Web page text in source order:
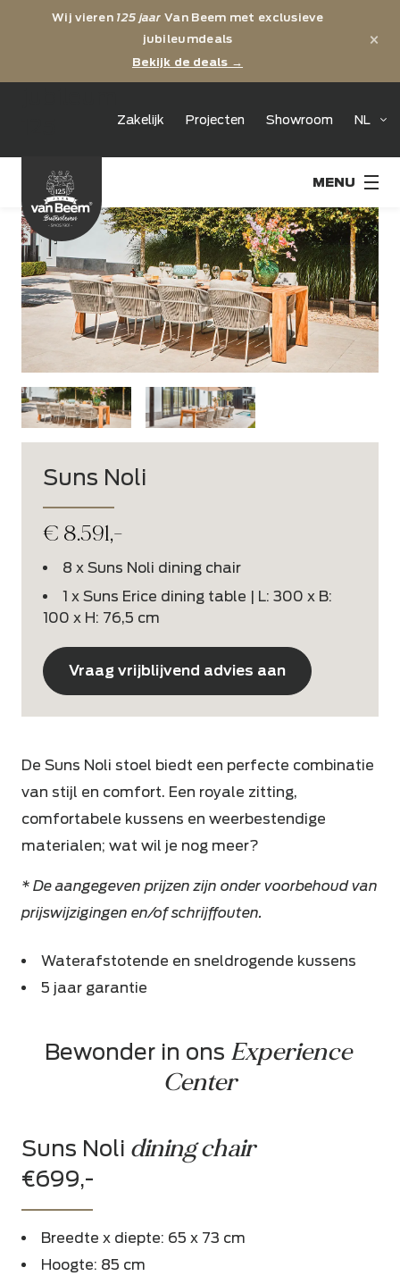
Wij vieren 125 jaar Van Beem met exclusieve
jubileumdeals
Bekijk de deals →
×
Zakelijk Projecten Showroom NL
Suns Noli
€ 8.591,-
8 x Suns Noli dining chair
1 x Suns Erice dining table | L: 300 x B:
100 x H: 76,5 cm
Vraag vrijblijvend advies aan
De Suns Noli stoel biedt een perfecte combinatie
van stijl en comfort. Een royale zitting,
comfortabele kussens en weerbestendige
materialen; wat wil je nog meer?
* De aangegeven prijzen zijn onder voorbehoud van
prijswijzigingen en/of schrijffouten.
Waterafstotende en sneldrogende kussens
5 jaar garantie
Bewonder in ons Experience
Center
Suns Noli dining chair
€699,-
Breedte x diepte: 65 x 73 cm
Hoogte: 85 cm